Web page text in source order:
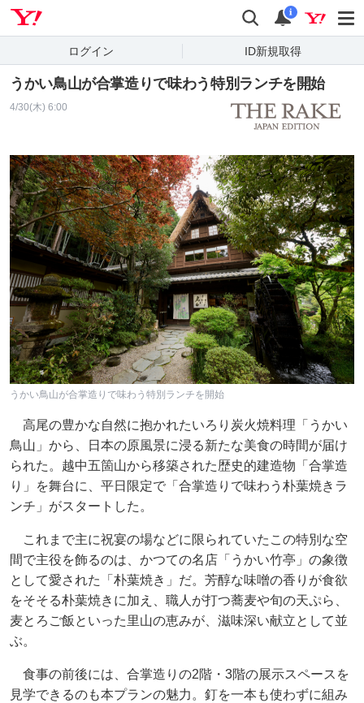
検索 通知
i
ログイン ID新規取得
うかい鳥山が合掌造りで味わう特別ランチを開始
4/30(木) 6:00
うかい鳥山が合掌造りで味わう特別ランチを開始
高尾の豊かな自然に抱かれたいろり炭火焼料理「うかい
鳥山」から、日本の原風景に浸る新たな美食の時間が届け
られた。越中五箇山から移築された歴史的建造物「合掌造
り」を舞台に、平日限定で「合掌造りで味わう朴葉焼きラ
ンチ」がスタートした。
これまで主に祝宴の場などに限られていたこの特別な空
間で主役を飾るのは、かつての名店「うかい竹亭」の象徴
として愛された「朴葉焼き」だ。芳醇な味噌の香りが食欲
をそそる朴葉焼きに加え、職人が打つ蕎麦や旬の天ぷら、
麦とろご飯といった里山の恵みが、滋味深い献立として並
ぶ。
食事の前後には、合掌造りの2階・3階の展示スペースを
見学できるのも本プランの魅力。釘を一本も使わずに組み